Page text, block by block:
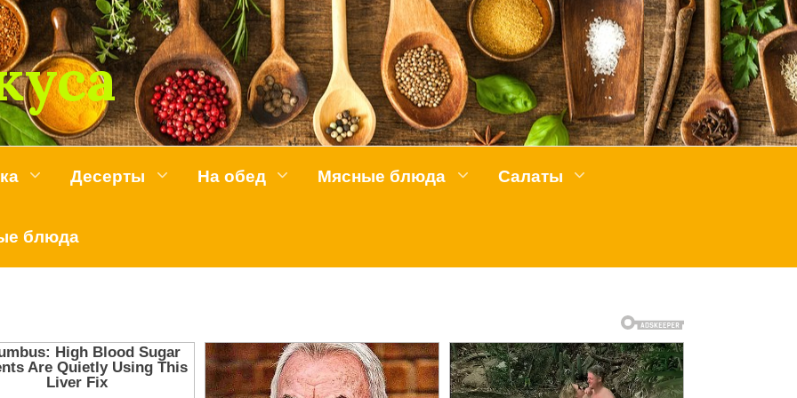
Десерты На обед Мясные блюда Салаты
блюда